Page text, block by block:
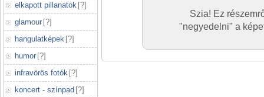
elkapott pillanatok [?]
glamour [?]
hangulatképek [?]
humor [?]
infravörös fotók [?]
koncert - színpad [?]
Szia! Ez
"negyedelni" a